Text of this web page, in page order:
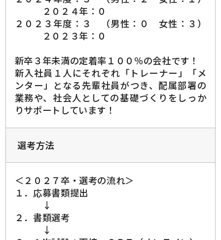
２０２４年：０
２０２３年度：３ （男性：０ 女性：３）
２０２３年：０
新卒３年未満の定着率１００％の会社です！
新入社員１人にそれぞれ「トレーナー」「メ
ンター」となる先輩社員がつき、 配属部署の
業務や、社会人としての基礎づくりをしっか
りサポートしています！
選考方法
＜２０２７卒・選考の流れ＞
１．応募書類提出
↓
２．書類選考
↓